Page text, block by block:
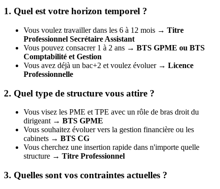
1. Quel est votre horizon temporel ?
Vous voulez travailler dans les 6 à 12 mois → Titre
Professionnel Secrétaire Assistant
Vous pouvez consacrer 1 à 2 ans → BTS GPME ou BTS
Comptabilité et Gestion
Vous avez déjà un bac+2 et voulez évoluer → Licence
Professionnelle
2. Quel type de structure vous attire ?
Vous visez les PME et TPE avec un rôle de bras droit du
dirigeant → BTS GPME
Vous souhaitez évoluer vers la gestion financière ou les
cabinets → BTS CG
Vous cherchez une insertion rapide dans n'importe quelle
structure → Titre Professionnel
3. Quelles sont vos contraintes actuelles ?